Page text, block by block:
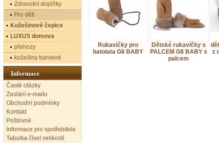
Rukavičky pro
batolata G8 BABY
Dětské rukavičky s
PALCEM G8 BABY s
palcem
z
Zdravotní doplňky
Pro děti
Kožešinové čepice
LUXUS domova
přehozy
kožešiny barvené
Informace
Časté otázky
Zaslání e-mailu
Obchodní podmínky
Kontakt
Poštovné
Informace pro spotřebitele
Tabulka čísel velikostí